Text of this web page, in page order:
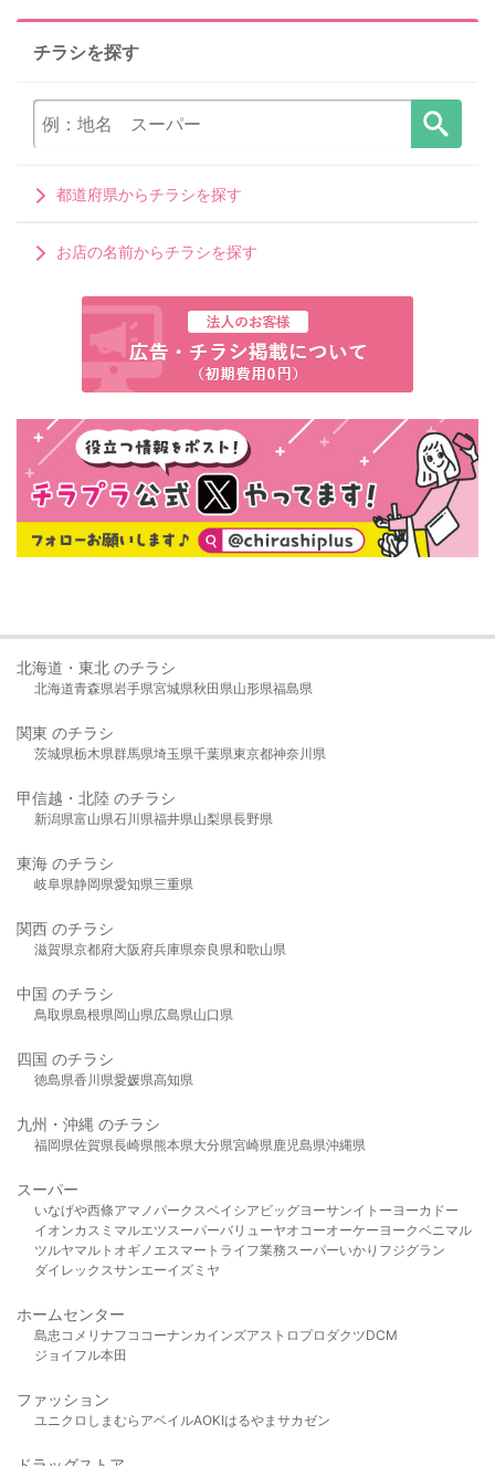
チラシを探す
都道府県からチラシを探す
お店の名前からチラシを探す
北海道・東北 のチラシ
北海道青森県岩手県宮城県秋田県山形県福島県
関東 のチラシ
茨城県栃木県群馬県埼玉県千葉県東京都神奈川県
甲信越・北陸 のチラシ
新潟県富山県石川県福井県山梨県長野県
東海 のチラシ
岐阜県静岡県愛知県三重県
関西 のチラシ
滋賀県京都府大阪府兵庫県奈良県和歌山県
中国 のチラシ
鳥取県島根県岡山県広島県山口県
四国 のチラシ
徳島県香川県愛媛県高知県
九州・沖縄 のチラシ
福岡県佐賀県長崎県熊本県大分県宮崎県鹿児島県沖縄県
スーパー
いなげや西條アマノパークスベイシア ビッグヨーサンイトーヨーカドー
イオンカスミ マルエツスーパーバリューヤオコーオーケー ヨークベニマル
ツルヤマルト オギノ エスマート ライフ業務スーパーいかり フジグラン
ダイレックスサンエーイズミヤ
ホームセンター
島忠 コメリ ナフコ コーナンカインズアストロプロダクツDCM
ジョイフル本田
ファッション
ユニクロ しまむら アベイルAOKIはるやま サカゼン